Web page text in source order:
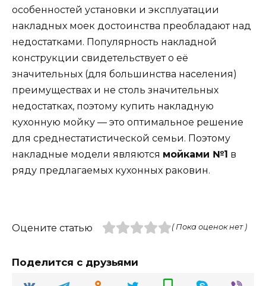
особенностей установки и эксплуатации
накладных моек достоинства преобладают над
недостатками. Популярность накладной
конструкции свидетельствует о её
значительных (для большинства населения)
преимуществах и не столь значительных
недостатках, поэтому купить накладную
кухонную мойку — это оптимальное решение
для среднестатистической семьи. Поэтому
накладные модели являются мойками №1 в
ряду предлагаемых кухонных раковин.
Оцените статью ( Пока оценок нет )
Поделится с друзьями